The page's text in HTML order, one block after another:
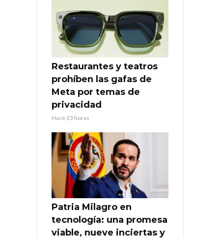
Restaurantes y teatros
prohíben las gafas de
Meta por temas de
privacidad
Hace 23 horas
Patria Milagro en
tecnología: una promesa
viable, nueve inciertas y